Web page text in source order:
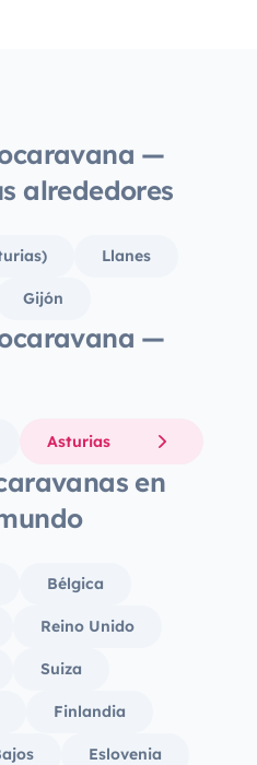
—
alrededores
Llanes
Gijón
—
Asturias
en
Bélgica
Reino Unido
Suiza
Finlandia
Eslovenia